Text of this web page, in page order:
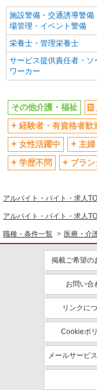
高収入・高額
昇給あり
フルタイム歓迎
駅直結・駅チカ
バイク通勤OK
社会保険あり
退職金・財形貯蓄制度あ
制服貸与
資格取得支援制度あり
同じ職種から求人を探
同じ特徴から求人を
ボーナス・賞与あり
産休・育休取得実績あり
施設警備・交通誘導警備
場管理・イベント警備
栄養士・管理栄養士
サービス提供責任者・ソ
ワーカー
その他介護・福祉
経験者・有資格者歓
女性活躍中
主
学歴不問
ブラ
アルバイト・バイト・求人
アルバイト・バイト・求人
職種・条件一覧 医療・介
掲載ご希望の
お問い合
リンクに
Cookieポ
メールサービ